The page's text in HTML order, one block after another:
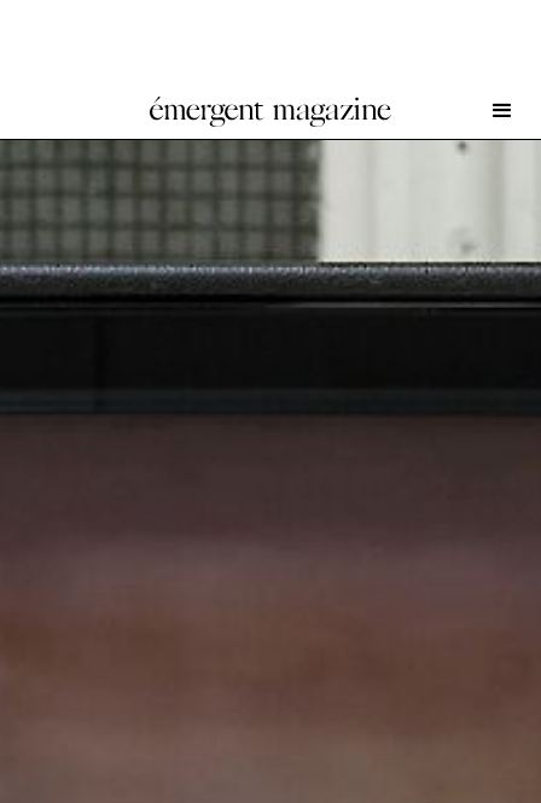
Simon Lässig at FELIX GAUDLITZ